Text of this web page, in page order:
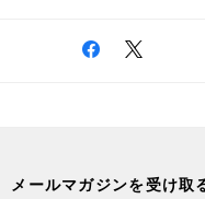
メールマガジンを受け取